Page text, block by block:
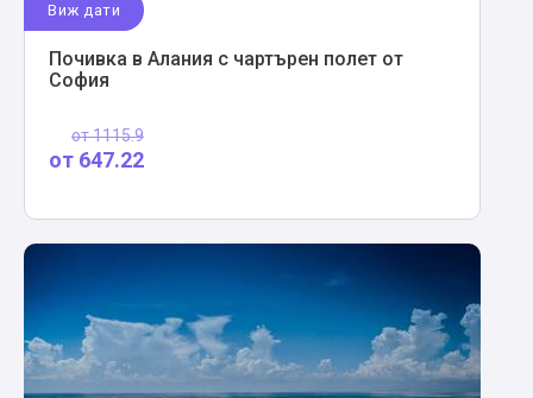
Виж дати
Почивка в Алания с чартърен полет от
София
от1115.9
от 647.22